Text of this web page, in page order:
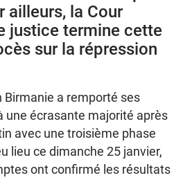
ailleurs, la Cour
justice termine cette
sur la répression
Birmanie a remporté ses
une écrasante majorité après
avec une troisième phase
lieu ce dimanche 25 janvier,
ont confirmé les résultats